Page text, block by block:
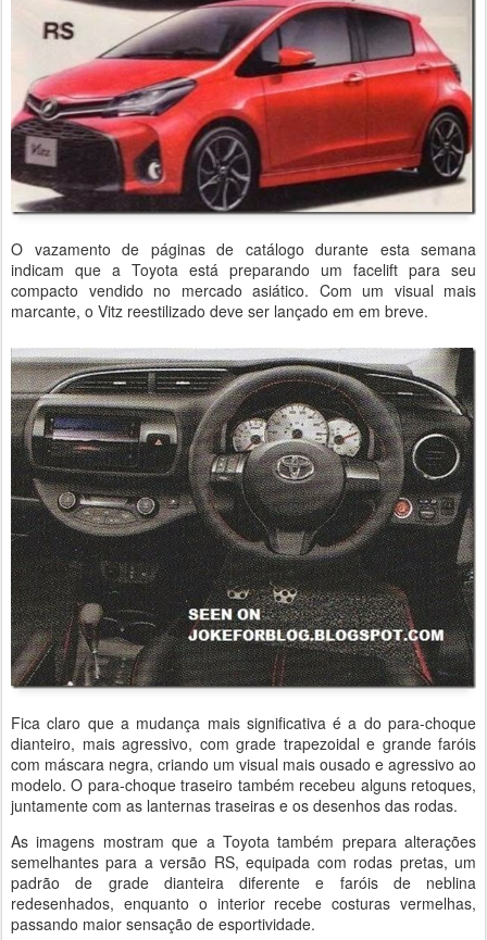
O vazamento de páginas de catálogo durante esta semana
indicam que a Toyota está preparando um facelift para seu
compacto vendido no mercado asiático. Com um visual mais
marcante, o Vitz reestilizado deve ser lançado em em breve.
Fica claro que a mudança mais significativa é a do para-choque
dianteiro, mais agressivo, com grade trapezoidal e grande faróis
com máscara negra, criando um visual mais ousado e agressivo ao
modelo. O para-choque traseiro também recebeu alguns retoques,
juntamente com as lanternas traseiras e os desenhos das rodas.
As imagens mostram que a Toyota também prepara alterações
semelhantes para a versão RS, equipada com rodas pretas, um
padrão de grade dianteira diferente e faróis de neblina
redesenhados, enquanto o interior recebe costuras vermelhas,
passando maior sensação de esportividade.